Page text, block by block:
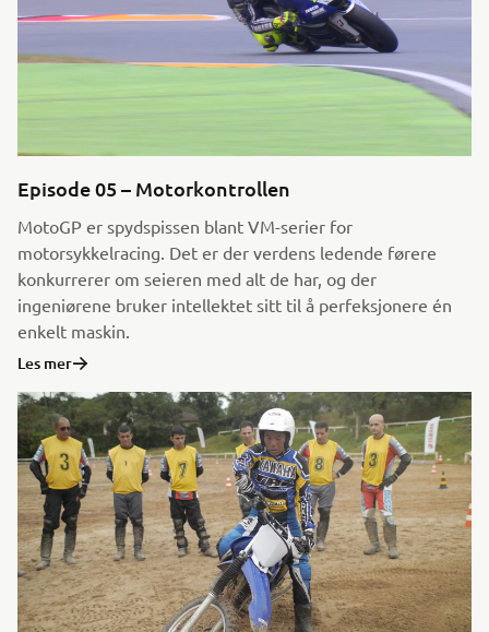
Episode 05 – Motorkontrollen
MotoGP er spydspissen blant VM-serier for
motorsykkelracing. Det er der verdens ledende førere
konkurrerer om seieren med alt de har, og der
ingeniørene bruker intellektet sitt til å perfeksjonere én
enkelt maskin.
Les mer